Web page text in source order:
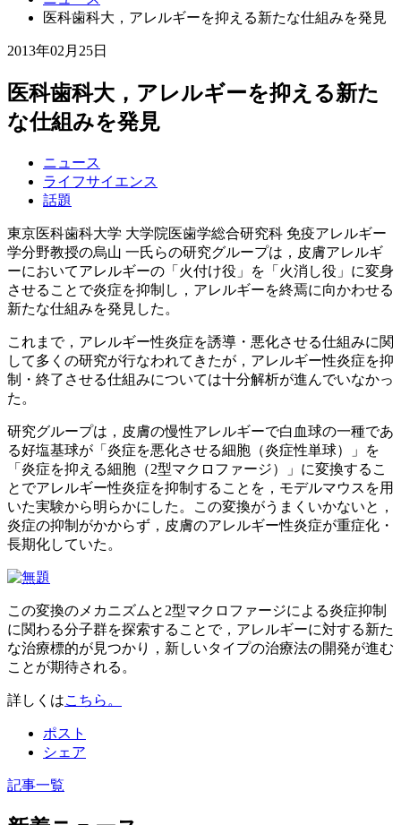
医科歯科大，アレルギーを抑える新たな仕組みを発見
2013年02月25日
医科歯科大，アレルギーを抑える新た
な仕組みを発見
ニュース
ライフサイエンス
話題
東京医科歯科大学 大学院医歯学総合研究科 免疫アレルギー
学分野教授の烏山 一氏らの研究グループは，皮膚アレルギ
ーにおいてアレルギーの「火付け役」を「火消し役」に変身
させることで炎症を抑制し，アレルギーを終焉に向かわせる
新たな仕組みを発見した。
これまで，アレルギー性炎症を誘導・悪化させる仕組みに関
して多くの研究が行なわれてきたが，アレルギー性炎症を抑
制・終了させる仕組みについては十分解析が進んでいなかっ
た。
研究グループは，皮膚の慢性アレルギーで白血球の一種であ
る好塩基球が 「炎症を悪化させる細胞（炎症性単球）」を
「炎症を抑える細胞（2型マクロファージ）」に変換するこ
とでアレルギー性炎症を抑制することを，モデルマウスを用
いた実験から明らかにした。この変換がうまくいかないと，
炎症の抑制がかからず，皮膚のアレルギー性炎症が重症化・
長期化していた。
この変換のメカニズムと2型マクロファージによる炎症抑制
に関わる分子群を探索することで，アレルギーに対する新た
な治療標的が見つかり，新しいタイプの治療法の開発が進む
ことが期待される。
詳しくはこちら。
ポスト
シェア
記事一覧